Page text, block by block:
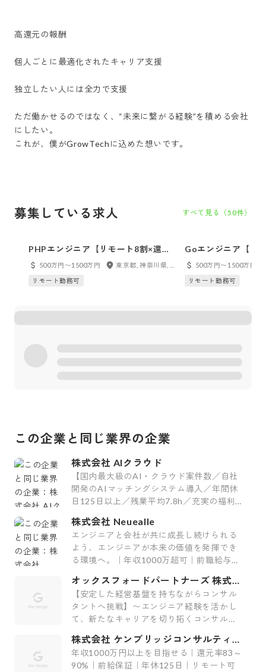
高還元の報酬
個人ごとに最適化されたキャリア支援
独立したい人には全力で支援
ただ働かせるのではなく、“未来に繋がる経験”を積める会社
にしたい。
これが、僕がGrowTechに込めた想いです。
募集している求人 すべて見る（50件）
PHPエンジニア【リモート8割×還元
率最大82% / 家賃手当最大3万 / 年休
130日以上 】
500万円〜1500万円
リモート勤務可
Goエンジニア【リ
最大82% / 家賃手
130日以上 】
500万円〜1500万円
リモート勤務可
この企業と同じ業界の企業
株式会社 AIクラウド
【国内最大級のAI・クラウド案件数／自社
開発のAIマッチングシステム導入／年間休
日125日以上／残業平均7.8h／充実の福利
株式会社 Neuealle
エンジニアと会社が共に成長し続けられる
よう、エンジニアが本来の価値を発揮でき
る環境へ。｜年収1000万超可｜前職給与保
オックスフォードパートナーズ 株式会
社
【安定した経営基盤を持ちながらコンサル
タントへ挑戦】〜エンジニア経験を活かし
て、新たなキャリアを切り拓くコンサルテ
株式会社 ケンブリッジコンサルティン
グ
年収1000万円以上を目指せる｜還元率83～
90%｜前給保証｜年休125日｜リモート可